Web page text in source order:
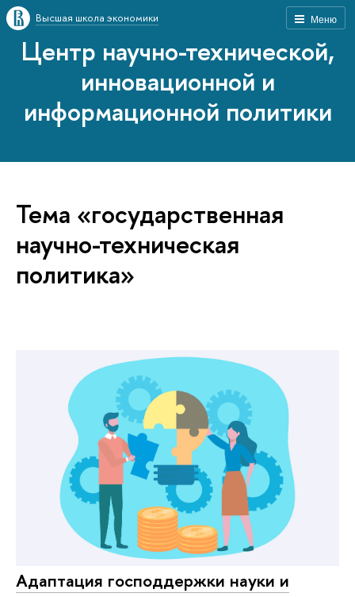
Меню
Высшая школа экономики
Центр научно-технической,
инновационной и
информационной политики
Тема «государственная
научно-техническая
политика»
Адаптация господдержки науки и